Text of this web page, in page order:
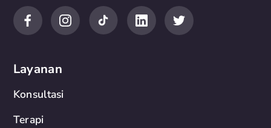
Layanan
Konsultasi
Terapi